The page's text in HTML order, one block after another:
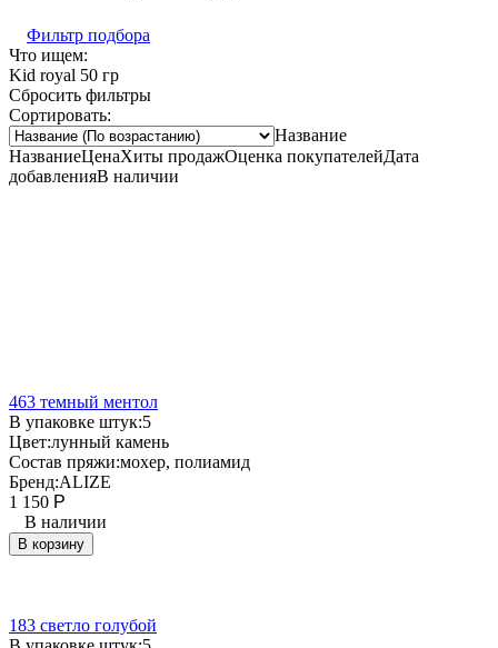
Фильтр подбора
Что ищем:
Kid royal 50 гр
Сбросить фильтры
Сортировать:
Название
НазваниеЦенаХиты продажОценка покупателейДата
добавленияВ наличии
463 темный ментол
В упаковке штук:5
Цвет:лунный камень
Состав пряжи:мохер, полиамид
Бренд:ALIZE
1 150 Р
В наличии
В корзину
183 светло голубой